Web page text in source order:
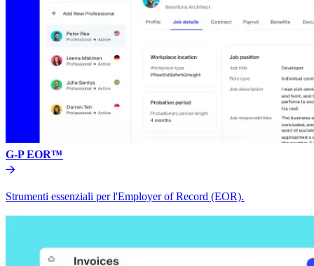
G-P EOR™​​
Strumenti essenziali per l'Employer of Record (EOR).​​